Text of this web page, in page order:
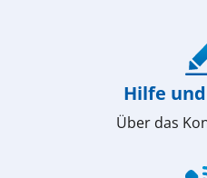
Hilfe
Über das